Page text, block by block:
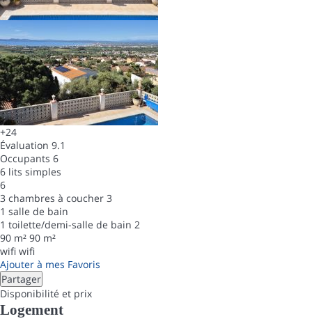
+24
Évaluation 9.1
Occupants 6
6 lits simples
6
3 chambres à coucher 3
1 salle de bain
1 toilette/demi-salle de bain 2
90 m² 90 m²
wifi wifi
Ajouter à mes Favoris
Partager
Disponibilité et prix
Logement